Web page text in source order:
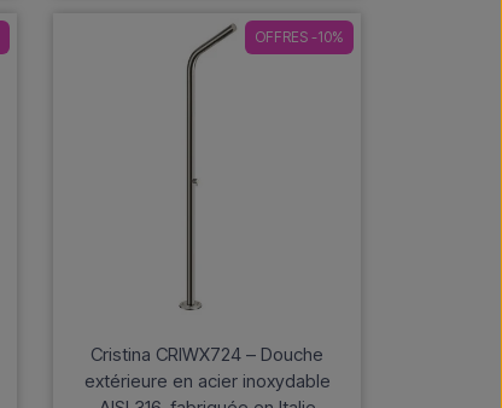
OFFRES -10%
Cristina CRIWX724 – Douche
extérieure en acier inoxydable